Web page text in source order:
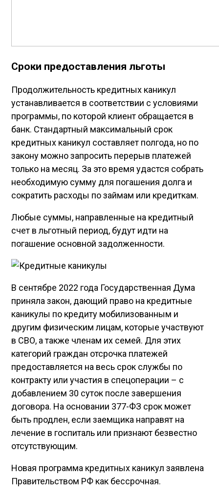
Сроки предоставления льготы
Продолжительность кредитных каникул
устанавливается в соответствии с условиями
программы, по которой клиент обращается в
банк. Стандартный максимальный срок
кредитных каникул составляет полгода, но по
закону можно запросить перерыв платежей
только на месяц. За это время удастся собрать
необходимую сумму для погашения долга и
сократить расходы по займам или кредиткам.
Любые суммы, направленные на кредитный
счет в льготный период, будут идти на
погашение основной задолженности.
В сентябре 2022 года Государственная Дума
приняла закон, дающий право на кредитные
каникулы по кредиту мобилизованным и
другим физическим лицам, которые участвуют
в СВО, а также членам их семей. Для этих
категорий граждан отсрочка платежей
предоставляется на весь срок службы по
контракту или участия в спецоперации – с
добавлением 30 суток после завершения
договора. На основании 377-ФЗ срок может
быть продлен, если заемщика направят на
лечение в госпиталь или признают безвестно
отсутствующим.
Новая программа кредитных каникул заявлена
Правительством РФ как бессрочная.